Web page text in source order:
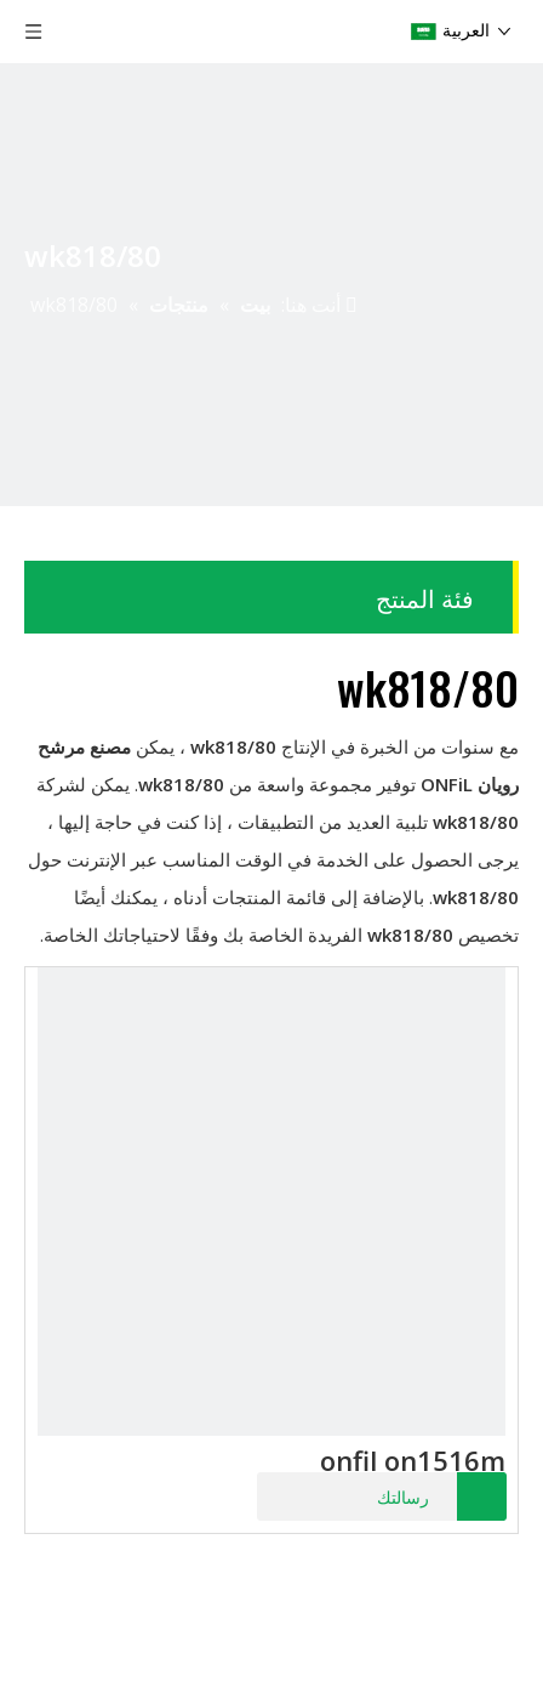
العربية
فئة المنتج
wk818/80
مع سنوات من الخبرة في الإنتاج wk818/80 ، يمكن مصنع مرشح
رويان ONFiL
توفير مجموعة واسعة من wk818/80. يمكن لشركة
wk818/80 تلبية العديد من التطبيقات ، إذا كنت في حاجة إليها ،
يرجى الحصول على الخدمة في الوقت المناسب عبر الإنترنت حول
wk818/80. بالإضافة إلى قائمة المنتجات أدناه ، يمكنك أيضًا
تخصيص wk818/80 الفريدة الخاصة بك وفقًا لاحتياجاتك الخاصة.
onfil on1516m
رسالتك